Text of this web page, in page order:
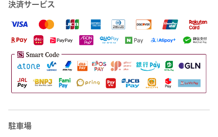
決済サービス
駐車場